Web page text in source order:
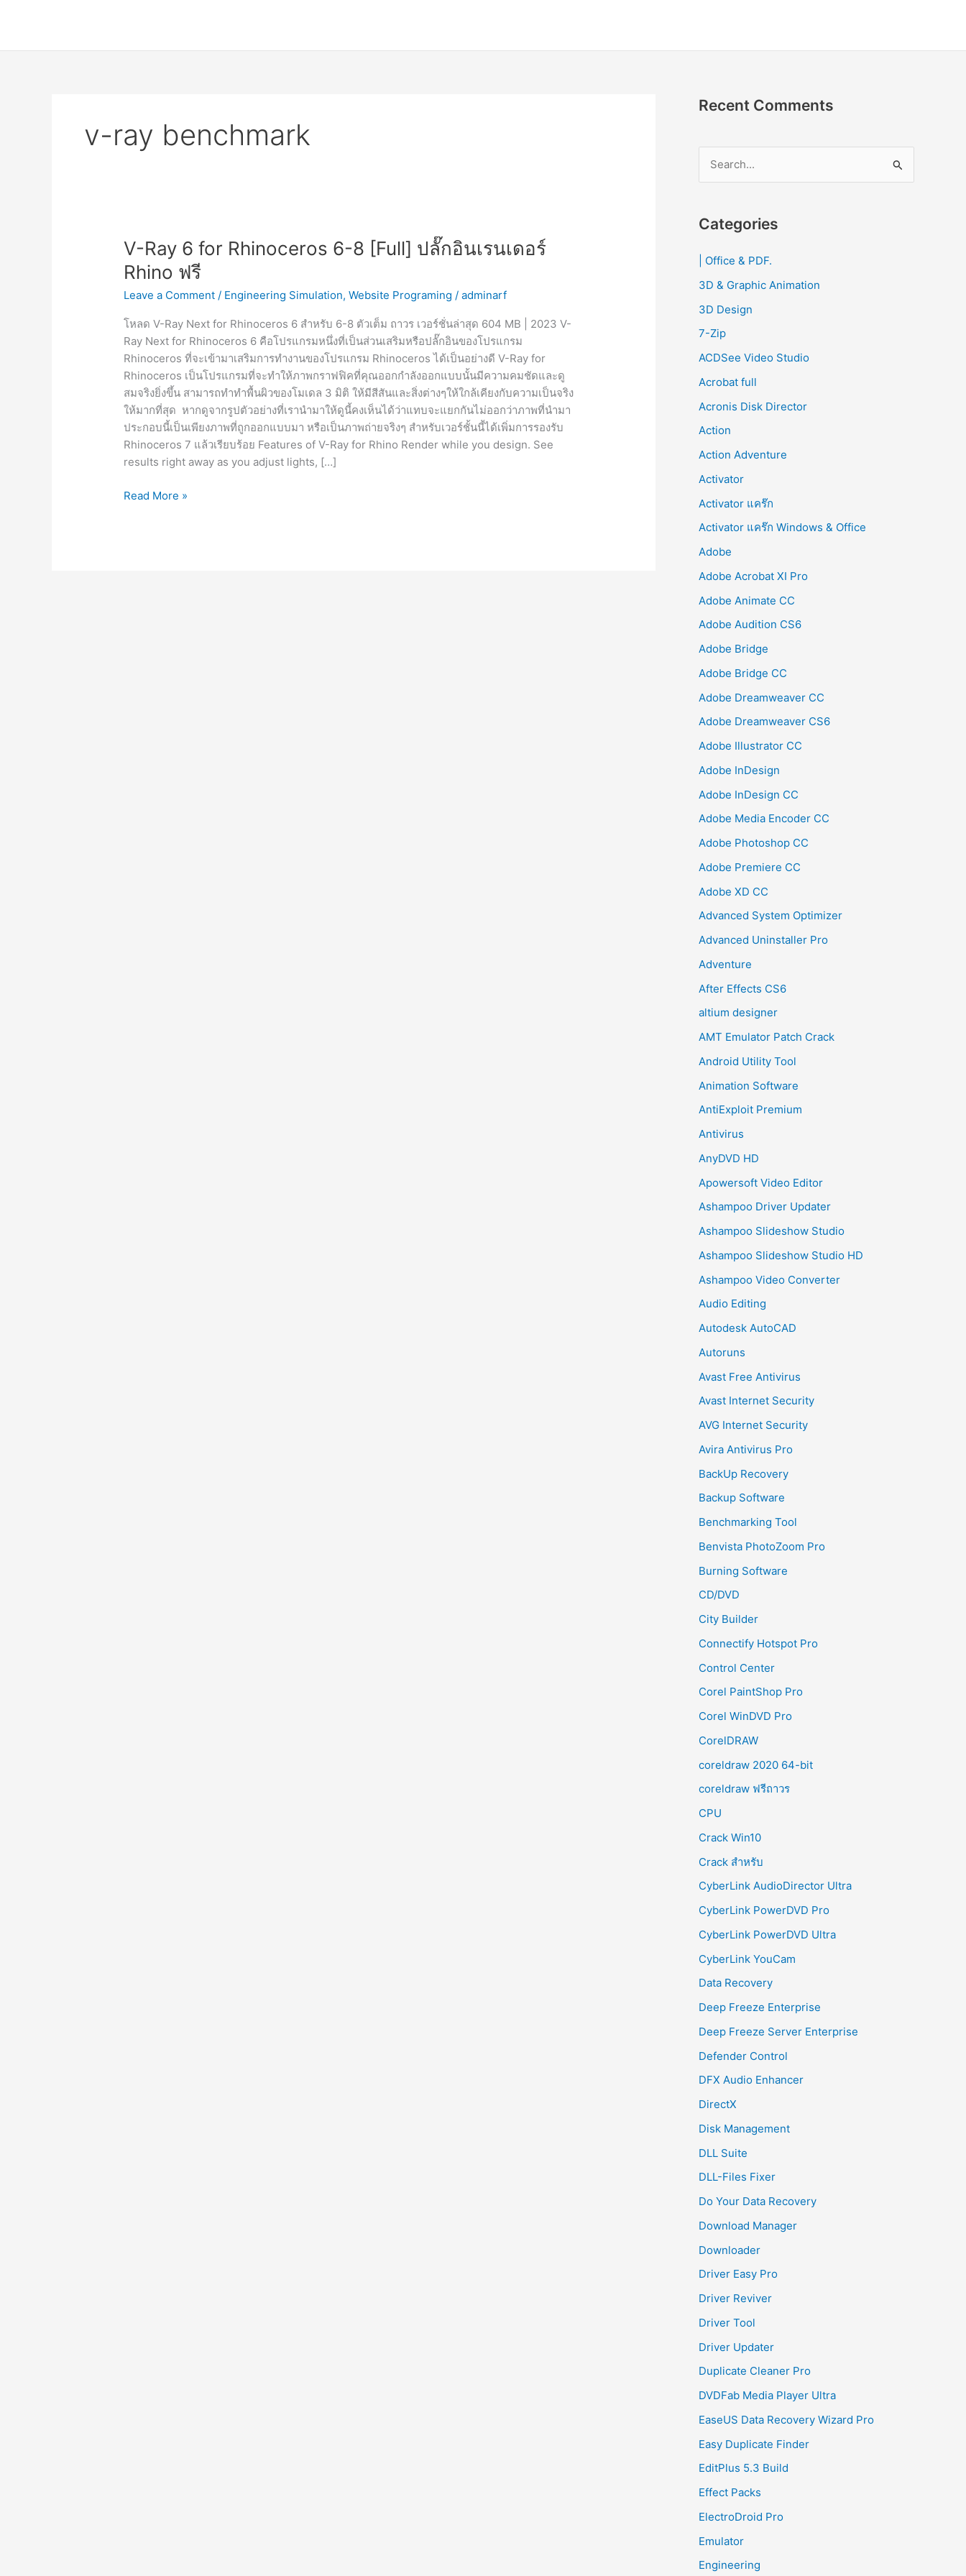
v-ray benchmark
V-Ray 6 for Rhinoceros 6-8 [Full] ปลั๊กอินเรนเดอร์
Rhino ฟรี
Leave a Comment / Engineering Simulation,Website Programing /adminarf
โหลด V-Ray Next for Rhinoceros 6 สำหรับ 6-8 ตัวเต็ม ถาวร เวอร์ชั่นล่าสุด 604 MB | 2023 V-
Ray Next for Rhinoceros 6 คือโปรแกรมหนึ่งที่เป็นส่วนเสริมหรือปลั๊กอินของโปรแกรม
Rhinoceros ที่จะเข้ามาเสริมการทำงานของโปรแกรม Rhinoceros ได้เป็นอย่างดี V-Ray for
Rhinoceros เป็นโปรแกรมที่จะทำให้ภาพกราฟฟิคที่คุณออกกำลังออกแบบนั้นมีความคมชัดและดู
สมจริงยิ่งขึ้น สามารถทำทำพื้นผิวของโมเดล 3 มิติ ให้มีสีสันและสิ่งต่างๆให้ใกล้เคียงกับความเป็นจริง
ให้มากที่สุด หากดูจากรูปตัวอย่างที่เรานำมาให้ดูนี้คงเห็นได้ว่าแทบจะแยกกันไม่ออกว่าภาพที่นำมา
ประกอบนี้เป็นเพียงภาพที่ถูกออกแบบมา หรือเป็นภาพถ่ายจริงๆ สำหรับเวอร์ชั้นนี้ได้เพิ่มการรองรับ
Rhinoceros 7 แล้วเรียบร้อย Features of V-Ray for Rhino Render while you design. See
results right away as you adjust lights, […]
V-
Read More »
Recent Comments
r
h
f
o
r
Categories
| Office & PDF.
3D & Graphic Animation
3D Design
7-Zip
ACDSee Video Studio
Acrobat full
Acronis Disk Director
Action
Action Adventure
Activator
Activator แคร๊ก
Activator แคร๊ก Windows & Office
Adobe
Adobe Acrobat XI Pro
Adobe Animate CC
Adobe Audition CS6
Adobe Bridge
Adobe Bridge CC
Adobe Dreamweaver CC
Adobe Dreamweaver CS6
Adobe Illustrator CC
Adobe InDesign
Adobe InDesign CC
Adobe Media Encoder CC
Adobe Photoshop CC
Adobe Premiere CC
Adobe XD CC
Advanced System Optimizer
Advanced Uninstaller Pro
Adventure
After Effects CS6
altium designer
AMT Emulator Patch Crack
Android Utility Tool
Animation Software
AntiExploit Premium
Antivirus
AnyDVD HD
Apowersoft Video Editor
Ashampoo Driver Updater
Ashampoo Slideshow Studio
Ashampoo Slideshow Studio HD
Ashampoo Video Converter
Audio Editing
Autodesk AutoCAD
Autoruns
Avast Free Antivirus
Avast Internet Security
AVG Internet Security
Avira Antivirus Pro
BackUp Recovery
Backup Software
Benchmarking Tool
Benvista PhotoZoom Pro
Burning Software
CD/DVD
City Builder
Connectify Hotspot Pro
Control Center
Corel PaintShop Pro
Corel WinDVD Pro
CorelDRAW
coreldraw 2020 64-bit
coreldraw ฟรีถาวร
CPU
Crack Win10
Crack สำหรับ
CyberLink AudioDirector Ultra
CyberLink PowerDVD Pro
CyberLink PowerDVD Ultra
CyberLink YouCam
Data Recovery
Deep Freeze Enterprise
Deep Freeze Server Enterprise
Defender Control
DFX Audio Enhancer
DirectX
Disk Management
DLL Suite
DLL-Files Fixer
Do Your Data Recovery
Download Manager
Downloader
Driver Easy Pro
Driver Reviver
Driver Tool
Driver Updater
Duplicate Cleaner Pro
DVDFab Media Player Ultra
EaseUS Data Recovery Wizard Pro
Easy Duplicate Finder
EditPlus 5.3 Build
Effect Packs
ElectroDroid Pro
Emulator
Engineering